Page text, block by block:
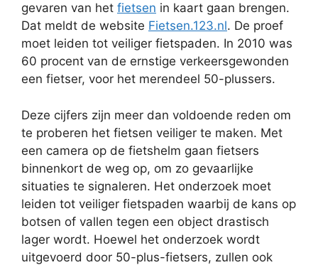
gevaren van het fietsen in kaart gaan brengen.
Dat meldt de website Fietsen.123.nl. De proef
moet leiden tot veiliger fietspaden. In 2010 was
60 procent van de ernstige verkeersgewonden
een fietser, voor het merendeel 50-plussers.
Deze cijfers zijn meer dan voldoende reden om
te proberen het fietsen veiliger te maken. Met
een camera op de fietshelm gaan fietsers
binnenkort de weg op, om zo gevaarlijke
situaties te signaleren. Het onderzoek moet
leiden tot veiliger fietspaden waarbij de kans op
botsen of vallen tegen een object drastisch
lager wordt. Hoewel het onderzoek wordt
uitgevoerd door 50-plus-fietsers, zullen ook